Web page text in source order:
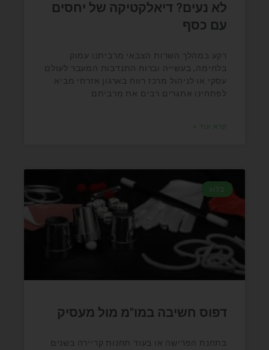
לא נעים? דיאלקטיקה של יחסים
עם כסף
רקע במהלך השרות הצבאי מרביתנו עמוק
בלחימה, בעשייה וברוח התנדבות המעבר לעולם
עסקי או לניהול מרכז רווח בארגון אזרחי מביא
לפתחינו אתגרים רבים את מרביתם
קרא עוד »
בלוג
דפוס חשיבה במו"מ מול מעסיק
בתחנת הפרישה או בעוד תחנות קריירה בשנים